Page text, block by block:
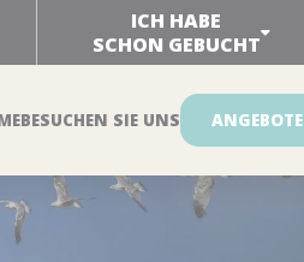
ICH HABE
SCHON GEBUCHT
BESUCHEN SIE UNS ANGEBOTE